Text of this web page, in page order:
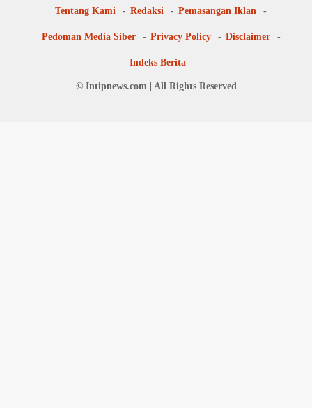
Tentang Kami Redaksi Pemasangan Iklan
Pedoman Media Siber Privacy Policy Disclaimer
Indeks Berita
© Intipnews.com | All Rights Reserved